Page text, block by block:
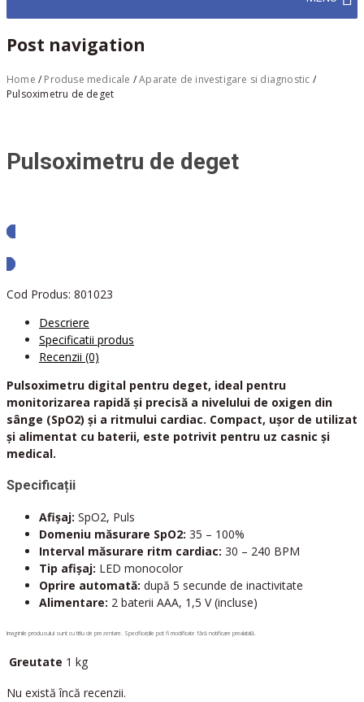
Post navigation
Home / Produse medicale /Aparate de investigare si diagnostic /
Pulsoximetru de deget
Pulsoximetru de deget
Cod Produs: 801023
Descriere
Specificatii produs
Recenzii (0)
Pulsoximetru digital pentru deget, ideal pentru
monitorizarea rapidă și precisă a nivelului de oxigen din
sânge (SpO2) și a ritmului cardiac. Compact, ușor de utilizat
și alimentat cu baterii, este potrivit pentru uz casnic și
medical.
Specificații
Afișaj: SpO2, Puls
Domeniu măsurare SpO2: 35 – 100%
Interval măsurare ritm cardiac: 30 – 240 BPM
Tip afișaj: LED monocolor
Oprire automată: după 5 secunde de inactivitate
Alimentare: 2 baterii AAA, 1,5 V (incluse)
Imaginile produsului sunt cu titlu de prezentare. Specificațiile pot fi modificate fără notificare prealabilă.
Greutate 1 kg
Nu există încă recenzii.